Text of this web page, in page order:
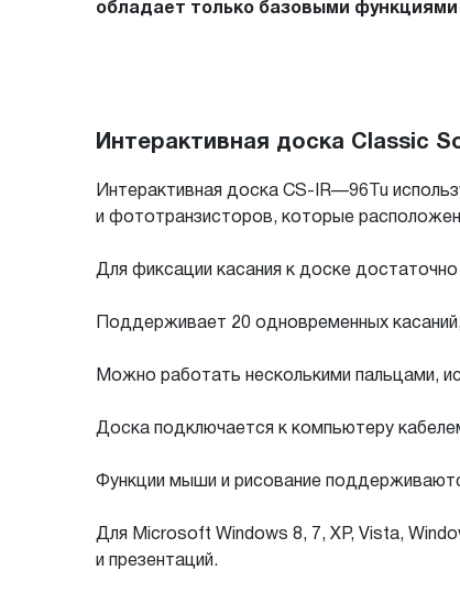
обладает только базовыми
Интерактивная доска Classic
Интерактивная доска CS-IR—96Tu
и фототранзисторов, которые
Для фиксации касания к доске достаточно
Поддерживает 20 одновременных
Можно работать несколькими пальцами,
Доска подключается к компьютеру
Функции мыши и рисование
Для Microsoft Windows 8, 7, XP, Vista,
и презентаций.